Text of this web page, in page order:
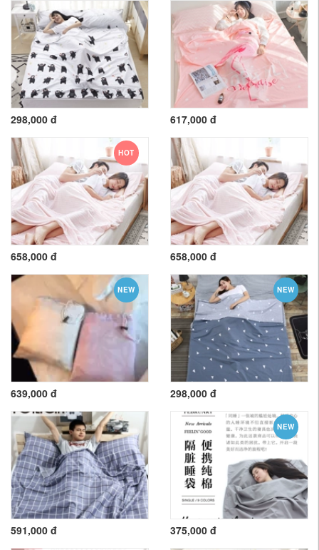
298,000 đ 617,000 đ
HOT
658,000 đ 658,000 đ
NEW
639,000 đ
NEW
298,000 đ
591,000 đ
NEW
375,000 đ